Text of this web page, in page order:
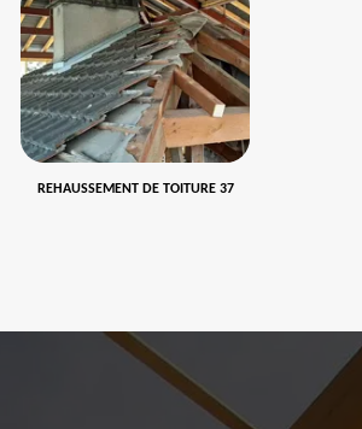
REHAUSSEMENT DE TOITURE 37